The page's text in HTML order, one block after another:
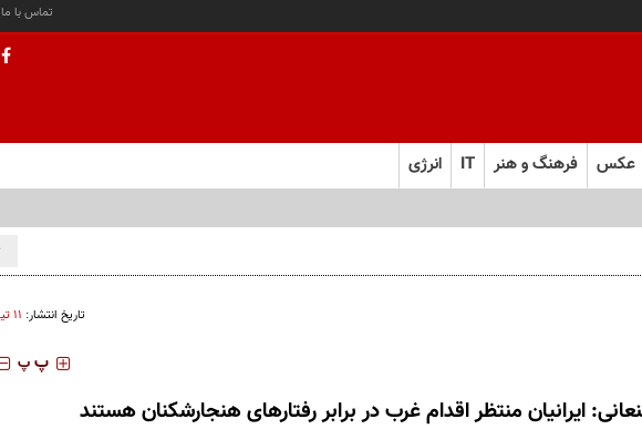
تماس با ما
عکس فرهنگ و هنر IT انرژی
تاریخ انتشار: ۱۱ تير ۱۴۰۳ - ۱۷:۵۶
‍‍‍ پ پ
ایرانیان منتظر اقدام غرب در برابر رفتارهای هنجارشکنان هستند